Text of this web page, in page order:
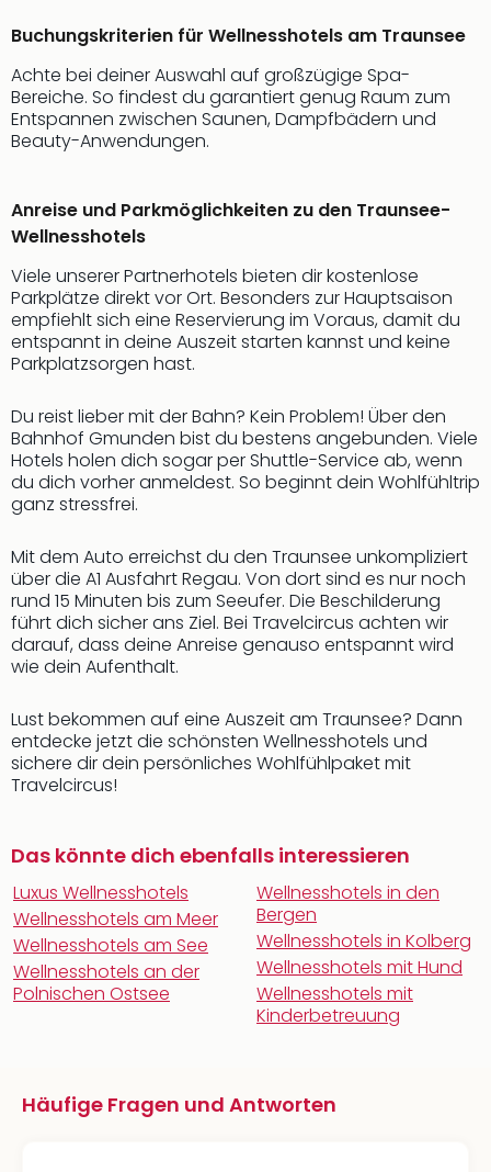
Buchungskriterien für Wellnesshotels am Traunsee
Achte bei deiner Auswahl auf großzügige Spa-
Bereiche. So findest du garantiert genug Raum zum
Entspannen zwischen Saunen, Dampfbädern und
Beauty-Anwendungen.
Anreise und Parkmöglichkeiten zu den Traunsee-
Wellnesshotels
Viele unserer Partnerhotels bieten dir kostenlose
Parkplätze direkt vor Ort. Besonders zur Hauptsaison
empfiehlt sich eine Reservierung im Voraus, damit du
entspannt in deine Auszeit starten kannst und keine
Parkplatzsorgen hast.
Du reist lieber mit der Bahn? Kein Problem! Über den
Bahnhof Gmunden bist du bestens angebunden. Viele
Hotels holen dich sogar per Shuttle-Service ab, wenn
du dich vorher anmeldest. So beginnt dein Wohlfühltrip
ganz stressfrei.
Mit dem Auto erreichst du den Traunsee unkompliziert
über die A1 Ausfahrt Regau. Von dort sind es nur noch
rund 15 Minuten bis zum Seeufer. Die Beschilderung
führt dich sicher ans Ziel. Bei Travelcircus achten wir
darauf, dass deine Anreise genauso entspannt wird
wie dein Aufenthalt.
Lust bekommen auf eine Auszeit am Traunsee? Dann
entdecke jetzt die schönsten Wellnesshotels und
sichere dir dein persönliches Wohlfühlpaket mit
Travelcircus!
Das könnte dich ebenfalls interessieren
Luxus Wellnesshotels
Wellnesshotels am Meer
Wellnesshotels am See
Wellnesshotels an der
Polnischen Ostsee
Wellnesshotels in den
Bergen
Wellnesshotels in Kolberg
Wellnesshotels mit Hund
Wellnesshotels mit
Kinderbetreuung
Häufige Fragen und Antworten